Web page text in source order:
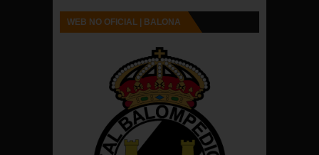
WEB NO OFICIAL | BALONA